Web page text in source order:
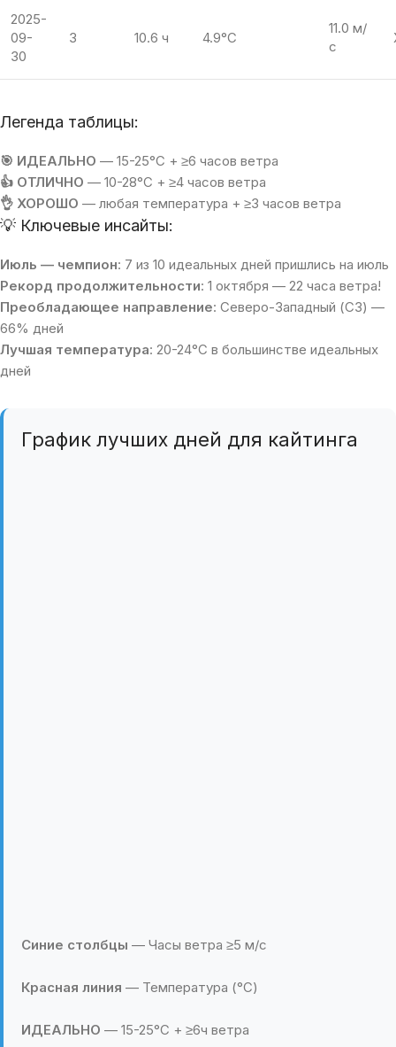
2025-
09-
30
З 10.6 ч 4.9°C
11.0 м/
с
Легенда таблицы:
🎯 ИДЕАЛЬНО — 15-25°C + ≥6 часов ветра
👍 ОТЛИЧНО — 10-28°C + ≥4 часов ветра
👌 ХОРОШО — любая температура + ≥3 часов ветра
💡 Ключевые инсайты:
Июль — чемпион: 7 из 10 идеальных дней пришлись на июль
Рекорд продолжительности: 1 октября — 22 часа ветра!
Преобладающее направление: Северо-Западный (СЗ) —
66% дней
Лучшая температура: 20-24°C в большинстве идеальных
дней
График лучших дней для кайтинга
Синие столбцы — Часы ветра ≥5 м/с
Красная линия — Температура (°C)
ИДЕАЛЬНО — 15-25°C + ≥6ч ветра